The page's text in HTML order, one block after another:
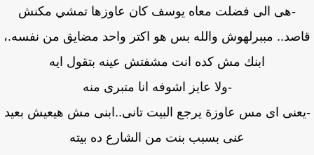
-هى الى فضلت معاه يوسف كان عاوزها تمشي مكنش
مببرلهوش والله بس هو اكتر واحد مضايق من نفسه.،
ابنك مش كده انت مشفتش عينه بتقول ايه
-ولا عايز اشوفه انا متبرى منه
اى مس عاوزة يرجع البيت تانى..ابنى مش هيعيش بعيد
عنى بسبب بنت من الشارع ده بيته